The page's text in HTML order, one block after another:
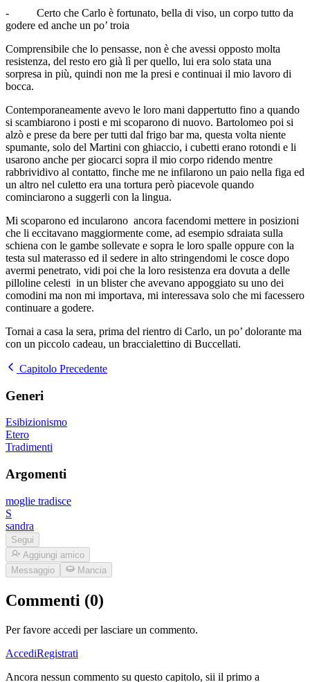
- Certo che Carlo è fortunato, bella di viso, un corpo tutto da
godere ed anche un po’ troia
Comprensibile che lo pensasse, non è che avessi opposto molta
resistenza, del resto ero già lì per quello, lui era solo stata una
sorpresa in più, quindi non me la presi e continuai il mio lavoro di
bocca.
Contemporaneamente avevo le loro mani dappertutto fino a quando
si scambiarono i posti e mi scoparono di nuovo. Bartolomeo poi si
alzò e prese da bere per tutti dal frigo bar ma, questa volta niente
spumante, solo del Martini con ghiaccio, i cubetti erano rotondi e li
usarono anche per giocarci sopra il mio corpo ridendo mentre
rabbrividivo al contatto, finche me ne infilarono un paio nella figa ed
un altro nel culetto era una tortura però piacevole quando
cominciarono a suggerli con la lingua.
Mi scoparono ed incularono ancora facendomi mettere in posizioni
che li eccitavano maggiormente come, ad esempio sdraiata sulla
schiena con le gambe sollevate e sopra le loro spalle oppure con la
testa sul materasso ed il sedere in alto stringendomi le cosce dopo
avermi penetrato, vidi poi che la loro resistenza era dovuta a delle
pilloline celesti in un blister che avevano appoggiato su uno dei
comodini ma non mi importava, mi interessava solo che mi facessero
continuare a godere.
Tornai a casa la sera, prima del rientro di Carlo, un po’ dolorante ma
con un piccolo cadeau, un braccialettino di Buccellati.
Capitolo Precedente
Generi
Esibizionismo
Etero
Tradimenti
Argomenti
moglie tradisce
S
sandra
Segui
Aggiungi amico
Messaggio
Mancia
Commenti (0)
Per favore accedi per lasciare un commento.
AccediRegistrati
Ancora nessun commento su questo capitolo, sii il primo a